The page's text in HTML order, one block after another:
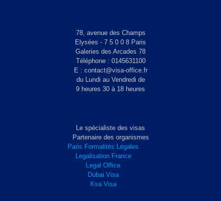
78, avenue des Champs
Elysées - 7 5 0 0 8 Paris
Galeries des Arcades 78
Téléphone : 0145631100
E : contact@visa-office.fr
du Lundi au Vendredi de
9 heures 30 à 18 heures
Le spécialiste des visas
Partenaire des organismes
Paris Formalités Légales
Legalisation France
Legal Office
Dubai Visa
Ksa Visa